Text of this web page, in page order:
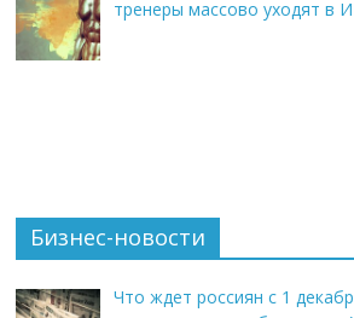
тренеры массово уходят в
Бизнес-новости
Что ждет россиян с 1